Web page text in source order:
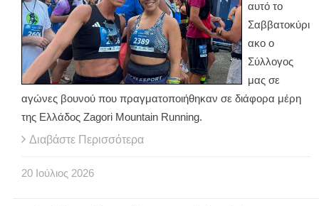
αυτό το
Σαββατοκύρι
ακο ο
Σύλλογος
μας σε
αγώνες βουνού που πραγματοποιήθηκαν σε διάφορα μέρη
της Ελλάδος Zagori Mountain Running.
Διαβάστε Περισσότερα
20 Ιούλιος 2026